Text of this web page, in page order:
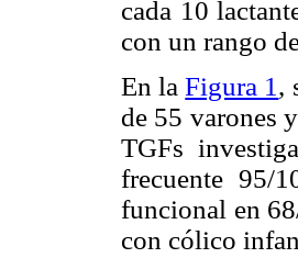
cada 10
con un rango
En laFigura 1 ,
de 55 varones
TGFs
frecuente 95/
funcional en
con cólico